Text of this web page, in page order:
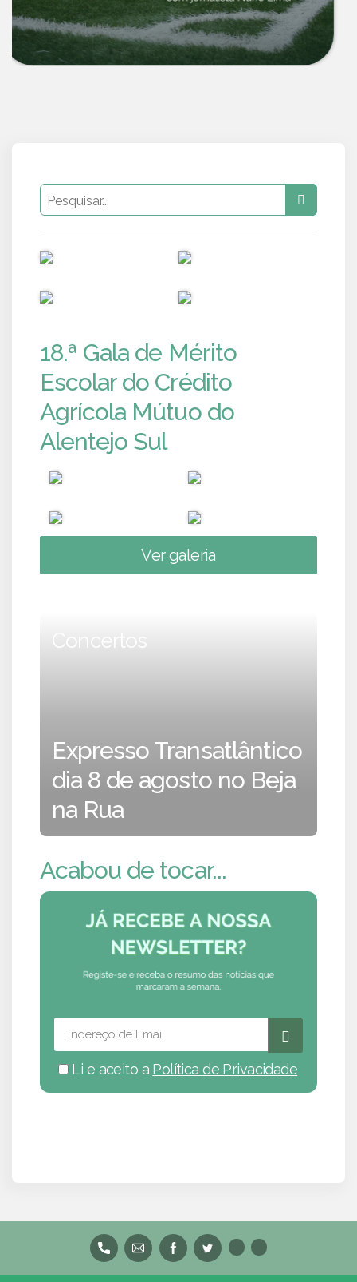
18.ª Gala de Mérito
Escolar do Crédito
Agrícola Mútuo do
Alentejo Sul
Ver galeria
Concertos
Expresso Transatlântico
dia 8 de agosto no Beja
na Rua
Acabou de tocar...
Li e aceito a Política de Privacidade